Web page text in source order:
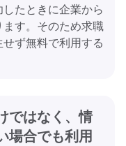
たときに企業から
す。そのため求職
ず無料で利用する
ではなく、情
場合でも利用